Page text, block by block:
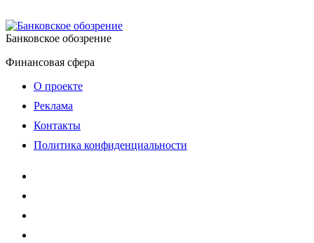
Банковское обозрение
Финансовая сфера
О проекте
Реклама
Контакты
Политика конфиденциальности